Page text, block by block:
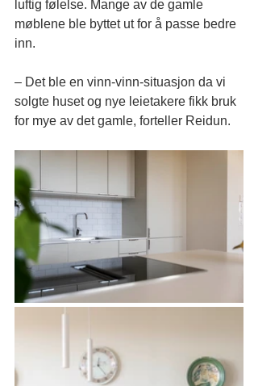
luftig følelse. Mange av de gamle
møblene ble byttet ut for å passe bedre
inn.
– Det ble en vinn-vinn-situasjon da vi
solgte huset og nye leietakere fikk bruk
for mye av det gamle, forteller Reidun.